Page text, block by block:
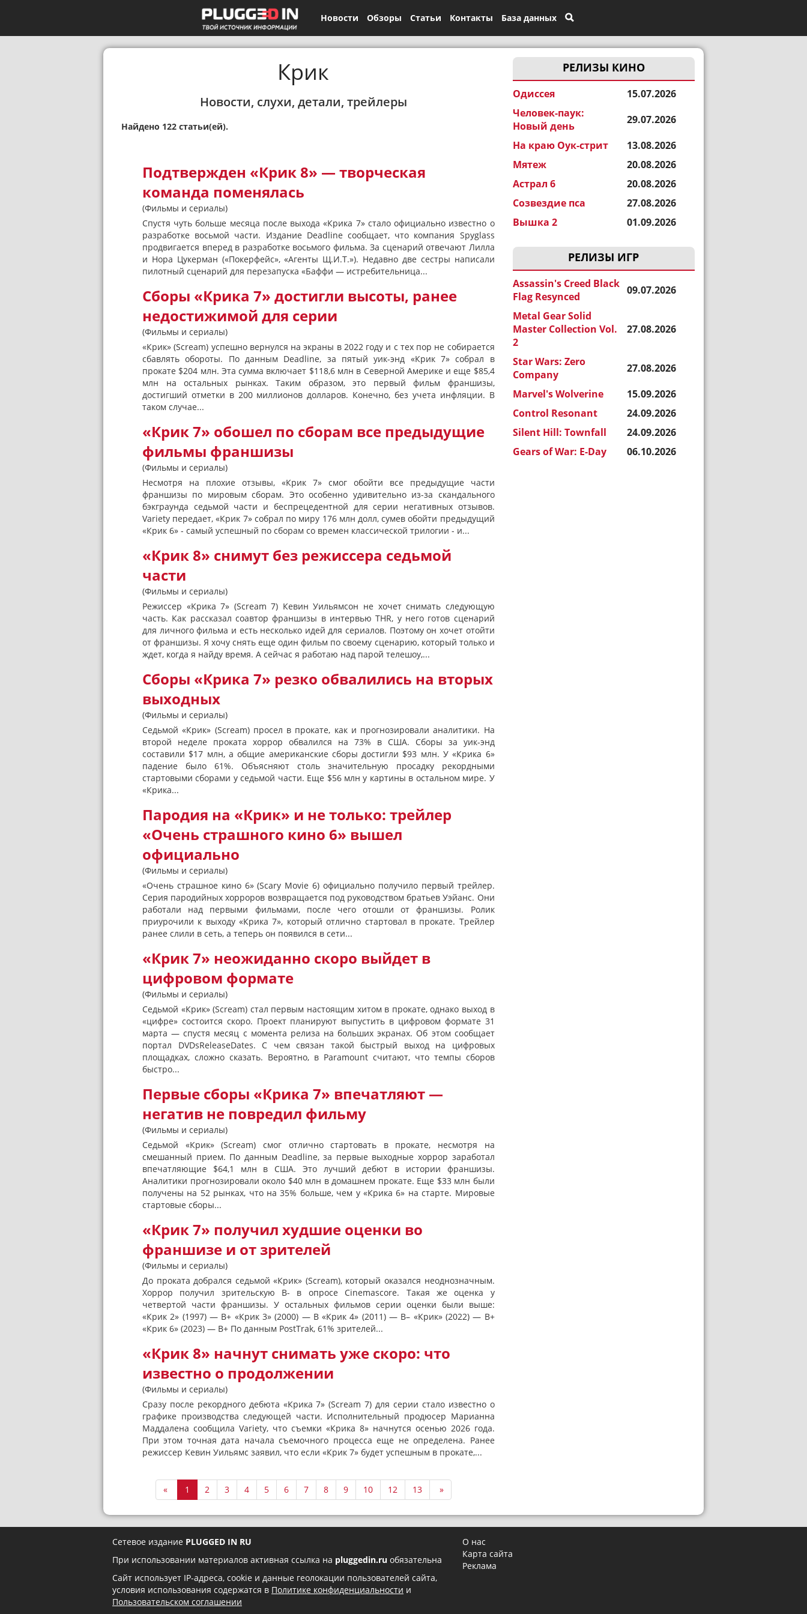
Новости Обзоры Статьи Контакты База данных
РЕЛИЗЫ КИНО
Одиссея
15.07.2026
Человек-паук:
Новый день
29.07.2026
На краю Оук-стрит
13.08.2026
Мятеж
20.08.2026
Астрал 6
20.08.2026
Созвездие пса
27.08.2026
Вышка 2
01.09.2026
РЕЛИЗЫ ИГР
Assassin's Creed Black
Flag Resynced
09.07.2026
Metal Gear Solid
Master Collection Vol.
2
27.08.2026
Star Wars: Zero
Company
27.08.2026
Marvel's Wolverine
15.09.2026
Control Resonant
24.09.2026
Silent Hill: Townfall
24.09.2026
Gears of War: E-Day
06.10.2026
Крик
Новости, слухи, детали, трейлеры
Найдено 122 статьи(ей).
Подтвержден «Крик 8» — творческая
команда поменялась
(Фильмы и сериалы)
Спустя чуть больше месяца после выхода «Крика 7» стало официально известно о
разработке восьмой части. Издание Deadline сообщает, что компания Spyglass
продвигается вперед в разработке восьмого фильма. За сценарий отвечают Лилла
и Нора Цукерман («Покерфейс», «Агенты Щ.И.Т.»). Недавно две сестры написали
пилотный сценарий для перезапуска «Баффи — истребительница...
Сборы «Крика 7» достигли высоты, ранее
недостижимой для серии
(Фильмы и сериалы)
«Крик» (Scream) успешно вернулся на экраны в 2022 году и с тех пор не собирается
сбавлять обороты. По данным Deadline, за пятый уик-энд «Крик 7» собрал в
прокате $204 млн. Эта сумма включает $118,6 млн в Северной Америке и еще $85,4
млн на остальных рынках. Таким образом, это первый фильм франшизы,
достигший отметки в 200 миллионов долларов. Конечно, без учета инфляции. В
таком случае...
«Крик 7» обошел по сборам все предыдущие
фильмы франшизы
(Фильмы и сериалы)
Несмотря на плохие отзывы, «Крик 7» смог обойти все предыдущие части
франшизы по мировым сборам. Это особенно удивительно из-за скандального
бэкграунда седьмой части и беспрецедентной для серии негативных отзывов.
Variety передает, «Крик 7» собрал по миру 176 млн долл, сумев обойти предыдущий
«Крик 6» - самый успешный по сборам со времен классической трилогии - и...
«Крик 8» снимут без режиссера седьмой
части
(Фильмы и сериалы)
Режиссер «Крика 7» (Scream 7) Кевин Уильямсон не хочет снимать следующую
часть. Как рассказал соавтор франшизы в интервью THR, у него готов сценарий
для личного фильма и есть несколько идей для сериалов. Поэтому он хочет отойти
от франшизы. Я хочу снять еще один фильм по своему сценарию, который только и
ждет, когда я найду время. А сейчас я работаю над парой телешоу,...
Сборы «Крика 7» резко обвалились на вторых
выходных
(Фильмы и сериалы)
Седьмой «Крик» (Scream) просел в прокате, как и прогнозировали аналитики. На
второй неделе проката хоррор обвалился на 73% в США. Сборы за уик-энд
составили $17 млн, а общие американские сборы достигли $93 млн. У «Крика 6»
падение было 61%. Объясняют столь значительную просадку рекордными
стартовыми сборами у седьмой части. Еще $56 млн у картины в остальном мире. У
«Крика...
Пародия на «Крик» и не только: трейлер
«Очень страшного кино 6» вышел
официально
(Фильмы и сериалы)
«Очень страшное кино 6» (Scary Movie 6) официально получило первый трейлер.
Серия пародийных хорроров возвращается под руководством братьев Уэйанс. Они
работали над первыми фильмами, после чего отошли от франшизы. Ролик
приурочили к выходу «Крика 7», который отлично стартовал в прокате. Трейлер
ранее слили в сеть, а теперь он появился в сети...
«Крик 7» неожиданно скоро выйдет в
цифровом формате
(Фильмы и сериалы)
Седьмой «Крик» (Scream) стал первым настоящим хитом в прокате, однако выход в
«цифре» состоится скоро. Проект планируют выпустить в цифровом формате 31
марта — спустя месяц с момента релиза на больших экранах. Об этом сообщает
портал DVDsReleaseDates. С чем связан такой быстрый выход на цифровых
площадках, сложно сказать. Вероятно, в Paramount считают, что темпы сборов
быстро...
Первые сборы «Крика 7» впечатляют —
негатив не повредил фильму
(Фильмы и сериалы)
Седьмой «Крик» (Scream) смог отлично стартовать в прокате, несмотря на
смешанный прием. По данным Deadline, за первые выходные хоррор заработал
впечатляющие $64,1 млн в США. Это лучший дебют в истории франшизы.
Аналитики прогнозировали около $40 млн в домашнем прокате. Еще $33 млн были
получены на 52 рынках, что на 35% больше, чем у «Крика 6» на старте. Мировые
стартовые сборы...
«Крик 7» получил худшие оценки во
франшизе и от зрителей
(Фильмы и сериалы)
До проката добрался седьмой «Крик» (Scream), который оказался неоднозначным.
Хоррор получил зрительскую В- в опросе Cinemascore. Такая же оценка у
четвертой части франшизы. У остальных фильмов серии оценки были выше:
«Крик 2» (1997) — B+ «Крик 3» (2000) — B «Крик 4» (2011) — B– «Крик» (2022) — B+
«Крик 6» (2023) — B+ По данным PostTrak, 61% зрителей...
«Крик 8» начнут снимать уже скоро: что
известно о продолжении
(Фильмы и сериалы)
Сразу после рекордного дебюта «Крика 7» (Scream 7) для серии стало известно о
графике производства следующей части. Исполнительный продюсер Марианна
Маддалена сообщила Variety, что съемки «Крика 8» начнутся осенью 2026 года.
При этом точная дата начала съемочного процесса еще не определена. Ранее
режиссер Кевин Уильямс заявил, что если «Крик 7» будет успешным в прокате,...
« 1 2 3 4 5 6 7 8 9 10 12 13 »
Сетевое издание PLUGGED IN RU
При использовании материалов активная ссылка на pluggedin.ru обязательна
Сайт использует IP-адреса, cookie и данные геолокации пользователей сайта,
условия использования содержатся в Политике конфиденциальности и
Пользовательском соглашении
О нас
Карта сайта
Реклама